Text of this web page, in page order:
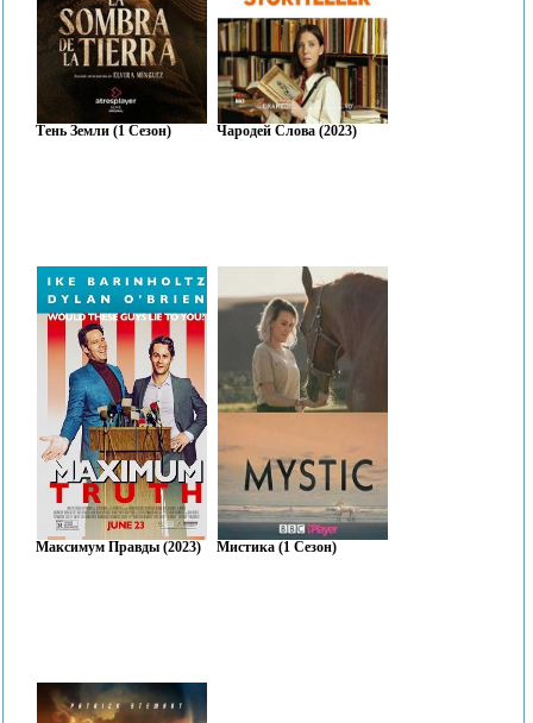
Тень Земли (1 Сезон) Чародей Слова (2023)
Максимум Правды (2023) Мистика (1 Сезон)